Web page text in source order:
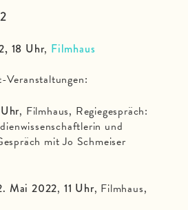
18 Uhr, Filmhaus
Veranstaltungen:
, Filmhaus, Regiegespräch:
und
mit Jo Schmeiser
Mai 2022, 11 Uhr, Filmhaus,